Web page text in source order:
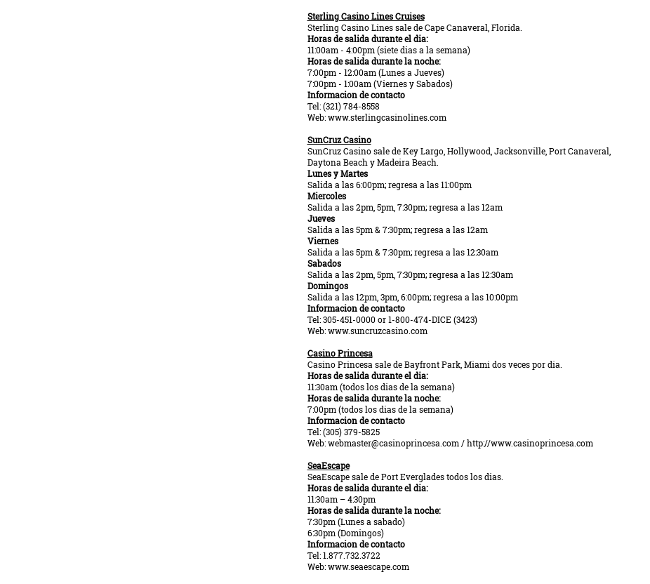
Sterling Casino Lines Cruises
Sterling Casino Lines sale de Cape Canaveral, Florida.
Horas de salida durante el dia:
11:00am - 4:00pm (siete dias a la semana)
Horas de salida durante la noche:
7:00pm - 12:00am (Lunes a Jueves)
7:00pm - 1:00am (Viernes y Sabados)
Informacion de contacto
Tel: (321) 784-8558
Web: www.sterlingcasinolines.com
SunCruz Casino
SunCruz Casino sale de Key Largo, Hollywood, Jacksonville, Port Canaveral,
Daytona Beach y Madeira Beach.
Lunes y Martes
Salida a las 6:00pm; regresa a las 11:00pm
Miercoles
Salida a las 2pm, 5pm, 7:30pm; regresa a las 12am
Jueves
Salida a las 5pm & 7:30pm; regresa a las 12am
Viernes
Salida a las 5pm & 7:30pm; regresa a las 12:30am
Sabados
Salida a las 2pm, 5pm, 7:30pm; regresa a las 12:30am
Domingos
Salida a las 12pm, 3pm, 6:00pm; regresa a las 10:00pm
Informacion de contacto
Tel: 305-451-0000 or 1-800-474-DICE (3423)
Web: www.suncruzcasino.com
Casino Princesa
Casino Princesa sale de Bayfront Park, Miami dos veces por dia.
Horas de salida durante el dia:
11:30am (todos los dias de la semana)
Horas de salida durante la noche:
7:00pm (todos los dias de la semana)
Informacion de contacto
Tel: (305) 379-5825
Web: webmaster@casinoprincesa.com / http://www.casinoprincesa.com
SeaEscape
SeaEscape sale de Port Everglades todos los dias.
Horas de salida durante el dia:
11:30am – 4:30pm
Horas de salida durante la noche:
7:30pm (Lunes a sabado)
6:30pm (Domingos)
Informacion de contacto
Tel: 1.877.732.3722
Web: www.seaescape.com